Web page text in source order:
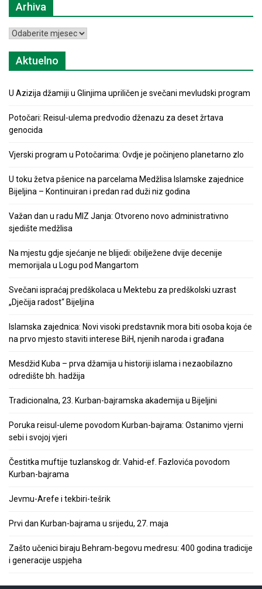
Arhiva
Arhiva
Aktuelno
U Azizija džamiji u Glinjima upriličen je svečani mevludski program
Potočari: Reisul-ulema predvodio dženazu za deset žrtava
genocida
Vjerski program u Potočarima: Ovdje je počinjeno planetarno zlo
U toku žetva pšenice na parcelama Medžlisa Islamske zajednice
Bijeljina – Kontinuiran i predan rad duži niz godina
Važan dan u radu MIZ Janja: Otvoreno novo administrativno
sjedište medžlisa
Na mjestu gdje sjećanje ne blijedi: obilježene dvije decenije
memorijala u Logu pod Mangartom
Svečani ispraćaj predškolaca u Mektebu za predškolski uzrast
„Dječija radost“ Bijeljina
Islamska zajednica: Novi visoki predstavnik mora biti osoba koja će
na prvo mjesto staviti interese BiH, njenih naroda i građana
Mesdžid Kuba – prva džamija u historiji islama i nezaobilazno
odredište bh. hadžija
Tradicionalna, 23. Kurban-bajramska akademija u Bijeljini
Poruka reisul-uleme povodom Kurban-bajrama: Ostanimo vjerni
sebi i svojoj vjeri
Čestitka muftije tuzlanskog dr. Vahid-ef. Fazlovića povodom
Kurban-bajrama
Jevmu-Arefe i tekbiri-tešrik
Prvi dan Kurban-bajrama u srijedu, 27. maja
Zašto učenici biraju Behram-begovu medresu: 400 godina tradicije
i generacije uspjeha